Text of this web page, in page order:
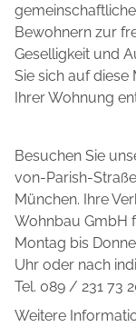
Bewohnern zur
Geselligkeit und
Sie sich auf
Ihrer Wohnung
Besuchen Sie
von-Parish-
München. Ihre
Wohnbau GmbH
Montag bis
Uhr oder nach
Tel. 089 / 231 73
Weitere